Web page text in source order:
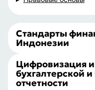
Стандарты
Индонезии
Цифровизация
бухгалтерской
отчетности